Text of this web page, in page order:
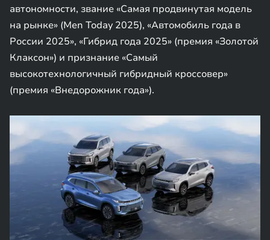
автономности, звание «Самая продвинутая модель
на рынке» (Men Today 2025), «Автомобиль года в
России 2025», «Гибрид года 2025» (премия «Золотой
Клаксон») и признание «Самый
высокотехнологичный гибридный кроссовер»
(премия «Внедорожник года»).